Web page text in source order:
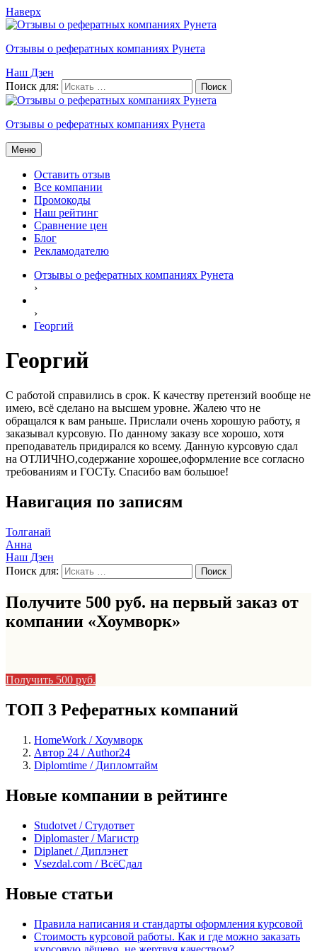
Наверх
Отзывы о рефератных компаниях Рунета
Наш Дзен
Поиск для:
Отзывы о рефератных компаниях Рунета
Меню
Оставить отзыв
Все компании
Промокоды
Наш рейтинг
Сравнение цен
Блог
Рекламодателю
Отзывы о рефератных компаниях Рунета
›
›
Георгий
Георгий
С работой справились в срок. К качеству претензий вообще не
имею, всё сделано на высшем уровне. Жалею что не
обращался к вам раньше. Прислали очень хорошую работу, я
заказывал курсовую. По данному заказу все хорошо, хотя
преподаватель придирался ко всему. Данную курсовую сдал
на ОТЛИЧНО,содержание хорошее,оформление все согласно
требованиям и ГОСТу. Спасибо вам большое!
Навигация по записям
Толганай
Анна
Наш Дзен
Поиск для:
Получите 500 руб. на первый заказ от
компании «Хоумворк»
Получить 500 руб.
ТОП 3 Рефератных компаний
HomeWork / Хоумворк
Автор 24 / Author24
Diplomtime / Дипломтайм
Новые компании в рейтинге
Studotvet / Студответ
Diplomaster / Магистр
Diplanet / Диплэнет
Vsezdal.com / ВсёСдал
Новые статьи
Правила написания и стандарты оформления курсовой
Стоимость курсовой работы. Как и где можно заказать